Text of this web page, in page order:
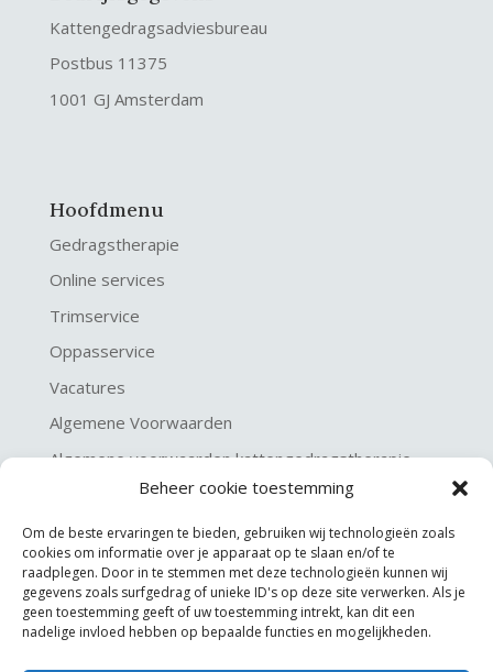
Beheer cookie toestemming
Om de beste ervaringen te bieden, gebruiken wij technologieën zoals
cookies om informatie over je apparaat op te slaan en/of te
raadplegen. Door in te stemmen met deze technologieën kunnen wij
gegevens zoals surfgedrag of unieke ID's op deze site verwerken. Als je
geen toestemming geeft of uw toestemming intrekt, kan dit een
nadelige invloed hebben op bepaalde functies en mogelijkheden.
Kattengedragsadviesbureau
Postbus 11375
1001 GJ Amsterdam
Hoofdmenu
Gedragstherapie
Online services
Trimservice
Oppasservice
Vacatures
Algemene Voorwaarden
Algemene voorwaarden kattengedragstherapie
Privacy verklaring
Disclaimer & Copyright